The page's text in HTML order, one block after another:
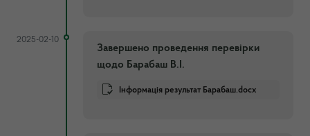
2025-02-10
Завершено проведення перевірки
щодо Барабаш В.І.
Інформація результат Барабаш.docx